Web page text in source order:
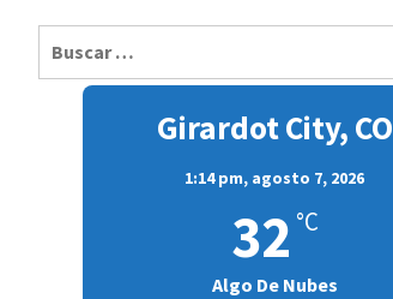
Girardot City, CO
1:14 pm, agosto 7, 2026
32 °C
Algo De Nubes